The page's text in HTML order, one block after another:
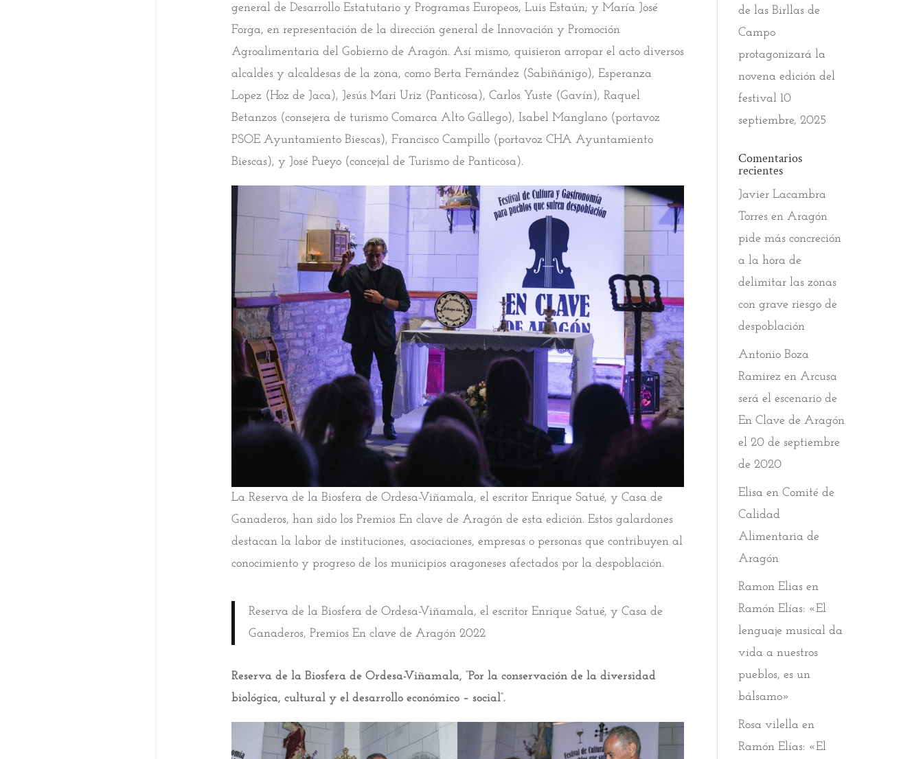
general de Desarrollo Estatutario y Programas Europeos, Luis Estaún; y María José
Forga, en representación de la dirección general de Innovación y Promoción
Agroalimentaria del Gobierno de Aragón. Así mismo, quisieron arropar el acto diversos
alcaldes y alcaldesas de la zona, como Berta Fernández (Sabiñánigo), Esperanza
Lopez (Hoz de Jaca), Jesús Mari Uriz (Panticosa), Carlos Yuste (Gavín), Raquel
Betanzos (consejera de turismo Comarca Alto Gállego), Isabel Manglano (portavoz
PSOE Ayuntamiento Biescas), Francisco Campillo (portavoz CHA Ayuntamiento
Biescas), y José Pueyo (concejal de Turismo de Panticosa).
La Reserva de la Biosfera de Ordesa-Viñamala, el escritor Enrique Satué, y Casa de
Ganaderos, han sido los Premios En clave de Aragón de esta edición. Estos galardones
destacan la labor de instituciones, asociaciones, empresas o personas que contribuyen al
conocimiento y progreso de los municipios aragoneses afectados por la despoblación.
Reserva de la Biosfera de Ordesa-Viñamala, el escritor Enrique Satué, y Casa de
Ganaderos, Premios En clave de Aragón 2022
Reserva de la Biosfera de Ordesa-Viñamala, “Por la conservación de la diversidad
biológica, cultural y el desarrollo económico – social”.
de las Birllas de
Campo
protagonizará la
novena edición del
festival 10
septiembre, 2025
Comentarios
recientes
Javier Lacambra
Torres enAragón
pide más concreción
a la hora de
delimitar las zonas
con grave riesgo de
despoblación
Antonio Boza
Ramirez enArcusa
será el escenario de
En Clave de Aragón
el 20 de septiembre
de 2020
Elisa enComité de
Calidad
Alimentaria de
Aragón
Ramon Elias en
Ramón Elías: «El
lenguaje musical da
vida a nuestros
pueblos, es un
bálsamo»
Rosa vilella en
Ramón Elías: «El